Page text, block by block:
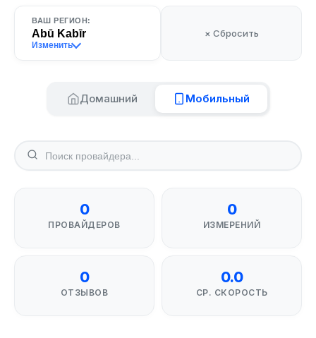
ВАШ РЕГИОН:
Abū Kabīr
Изменить
× Сбросить
Домашний Мобильный
0
ПРОВАЙДЕРОВ
0
ИЗМЕРЕНИЙ
0
ОТЗЫВОВ
0.0
СР. СКОРОСТЬ